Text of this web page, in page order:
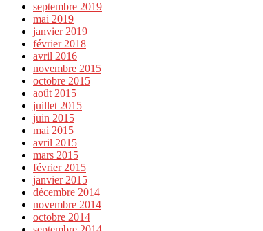
septembre 2019
mai 2019
janvier 2019
février 2018
avril 2016
novembre 2015
octobre 2015
août 2015
juillet 2015
juin 2015
mai 2015
avril 2015
mars 2015
février 2015
janvier 2015
décembre 2014
novembre 2014
octobre 2014